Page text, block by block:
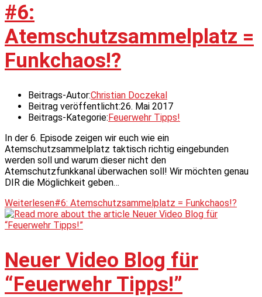
#6:
Atemschutzsammelplatz =
Funkchaos!?
Beitrags-Autor:Christian Doczekal
Beitrag veröffentlicht:26. Mai 2017
Beitrags-Kategorie: Feuerwehr Tipps!
In der 6. Episode zeigen wir euch wie ein
Atemschutzsammelplatz taktisch richtig eingebunden
werden soll und warum dieser nicht den
Atemschutzfunkkanal überwachen soll! Wir möchten genau
DIR die Möglichkeit geben…
Weiterlesen#6: Atemschutzsammelplatz = Funkchaos!?
Neuer Video Blog für
“Feuerwehr Tipps!”